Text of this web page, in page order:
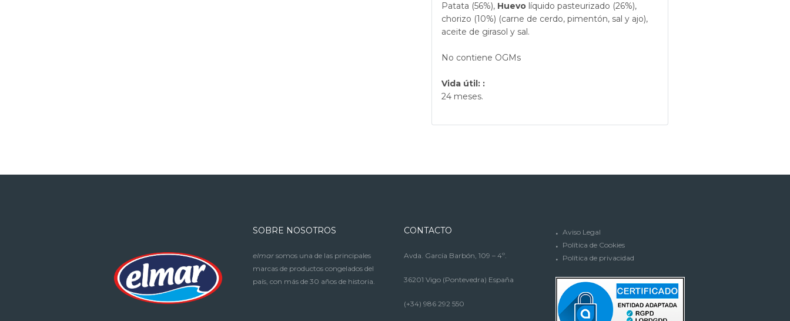
Patata (56%), Huevolíquido pasteurizado (26%),
chorizo (10%) (carne de cerdo, pimentón, sal y ajo),
aceite de girasol y sal.
No contiene OGMs
Vida útil: :
24 meses.
SOBRE NOSOTROS
elmarsomos una de las principales
marcas de productos congelados del
país, con más de 30 años de historia.
CONTACTO
Avda. García Barbón, 109 – 4º.
36201 Vigo (Pontevedra) España
(+34) 986 292 550
Aviso Legal
Política de Cookies
Política de privacidad